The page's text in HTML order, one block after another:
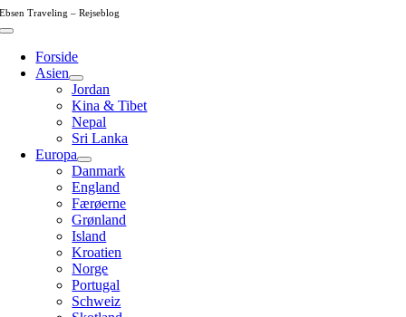
Skip
to
Ebsen Traveling – Rejseblog
Toggle
NavigationForside
Asien
Jordan
Kina & Tibet
Nepal
Sri Lanka
Europa
Danmark
England
Færøerne
Grønland
Island
Kroatien
Norge
Portugal
Schweiz